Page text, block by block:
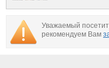
Уважаемый
рекомендуем Вам